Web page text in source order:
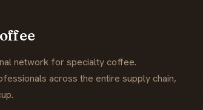
network for specialty coffee.
across the entire supply chain,